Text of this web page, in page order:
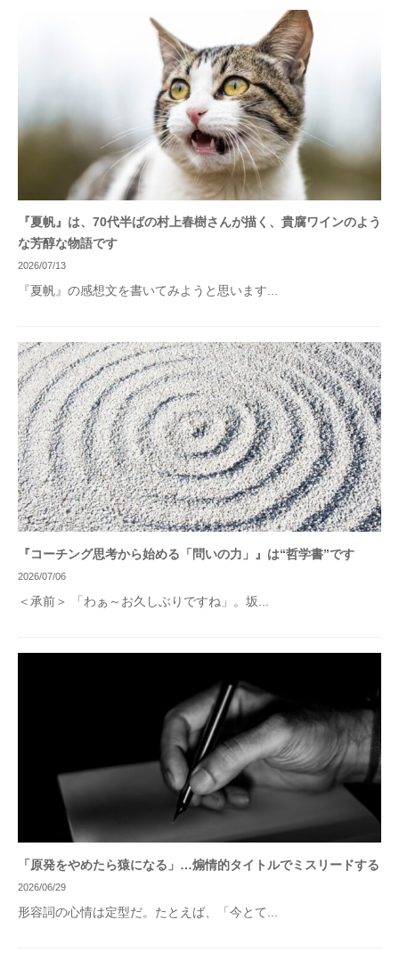
『夏帆』は、70代半ばの村上春樹さんが描く、貴腐ワインのよう
な芳醇な物語です
2026/07/13
『夏帆』の感想文を書いてみようと思います...
『コーチング思考から始める「問いの力」』は“哲学書”です
2026/07/06
＜承前＞ 「わぁ～お久しぶりですね」。坂...
「原発をやめたら猿になる」…煽情的タイトルでミスリードする
2026/06/29
形容詞の心情は定型だ。たとえば、「今とて...